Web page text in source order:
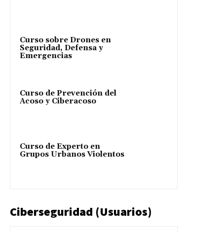
Curso sobre Drones en
Seguridad, Defensa y
Emergencias
Curso de Prevención del
Acoso y Ciberacoso
Curso de Experto en
Grupos Urbanos Violentos
Ciberseguridad (Usuarios)